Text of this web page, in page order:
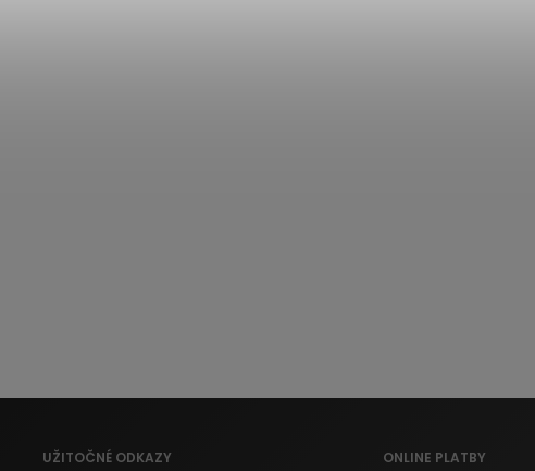
UŽITOČNÉ ODKAZY ONLINE PLATBY